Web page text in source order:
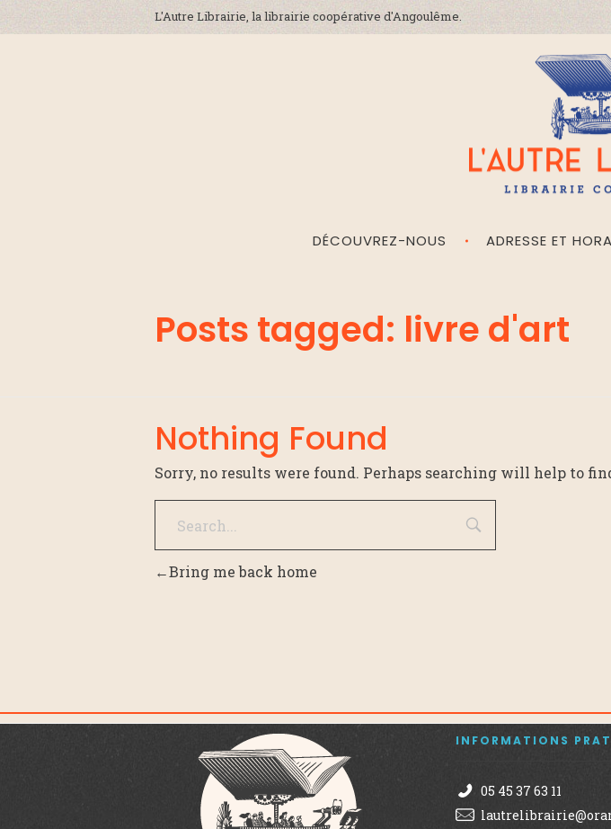
L'Autre Librairie, la librairie coopérative d'Angoulême.
DÉCOUVREZ-NOUS ADRESSE ET
Posts tagged: livre d'art
Nothing Found
Sorry, no results were found. Perhaps searching will help to
Bring me back home
INFORMATIONS
05 45 37 63 11